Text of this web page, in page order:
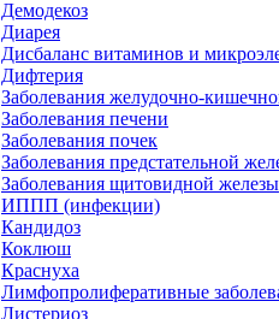
Демодекоз
Диарея
Дисбаланс витаминов и
Дифтерия
Заболевания желудочно-
Заболевания печени
Заболевания почек
Заболевания предстательной
Заболевания щитовидной железы
ИППП (инфекции)
Кандидоз
Коклюш
Краснуха
Лимфопролиферативные
Листериоз